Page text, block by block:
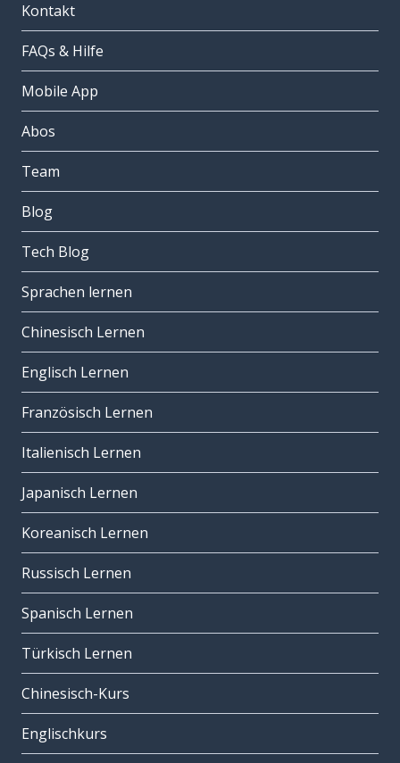
Kontakt
FAQs & Hilfe
Mobile App
Abos
Team
Blog
Tech Blog
Sprachen lernen
Chinesisch Lernen
Englisch Lernen
Französisch Lernen
Italienisch Lernen
Japanisch Lernen
Koreanisch Lernen
Russisch Lernen
Spanisch Lernen
Türkisch Lernen
Chinesisch-Kurs
Englischkurs